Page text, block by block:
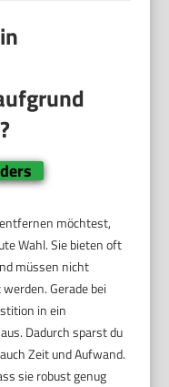
möchtest,
Wahl. Sie bieten oft
müssen nicht
Gerade bei
in ein
Dadurch sparst du
Zeit und Aufwand.
sie robust genug